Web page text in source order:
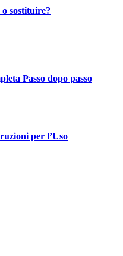
sostituire?
Passo dopo passo
per l’Uso